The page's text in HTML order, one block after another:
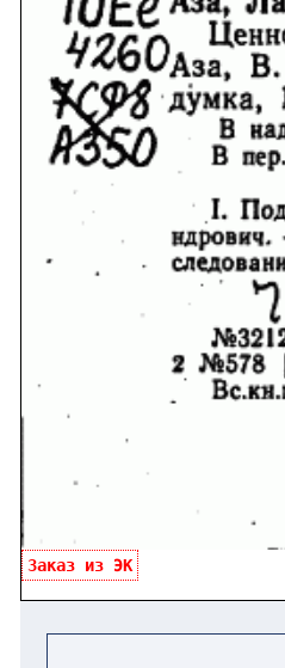
Заказ из ЭК